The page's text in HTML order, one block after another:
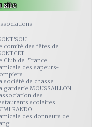
site
comité des fêtes de
Club de l'Irance
des sapeurs-
société de chasse
garderie MOUSSAILLON
des
scolaires
RANDO
des donneurs de